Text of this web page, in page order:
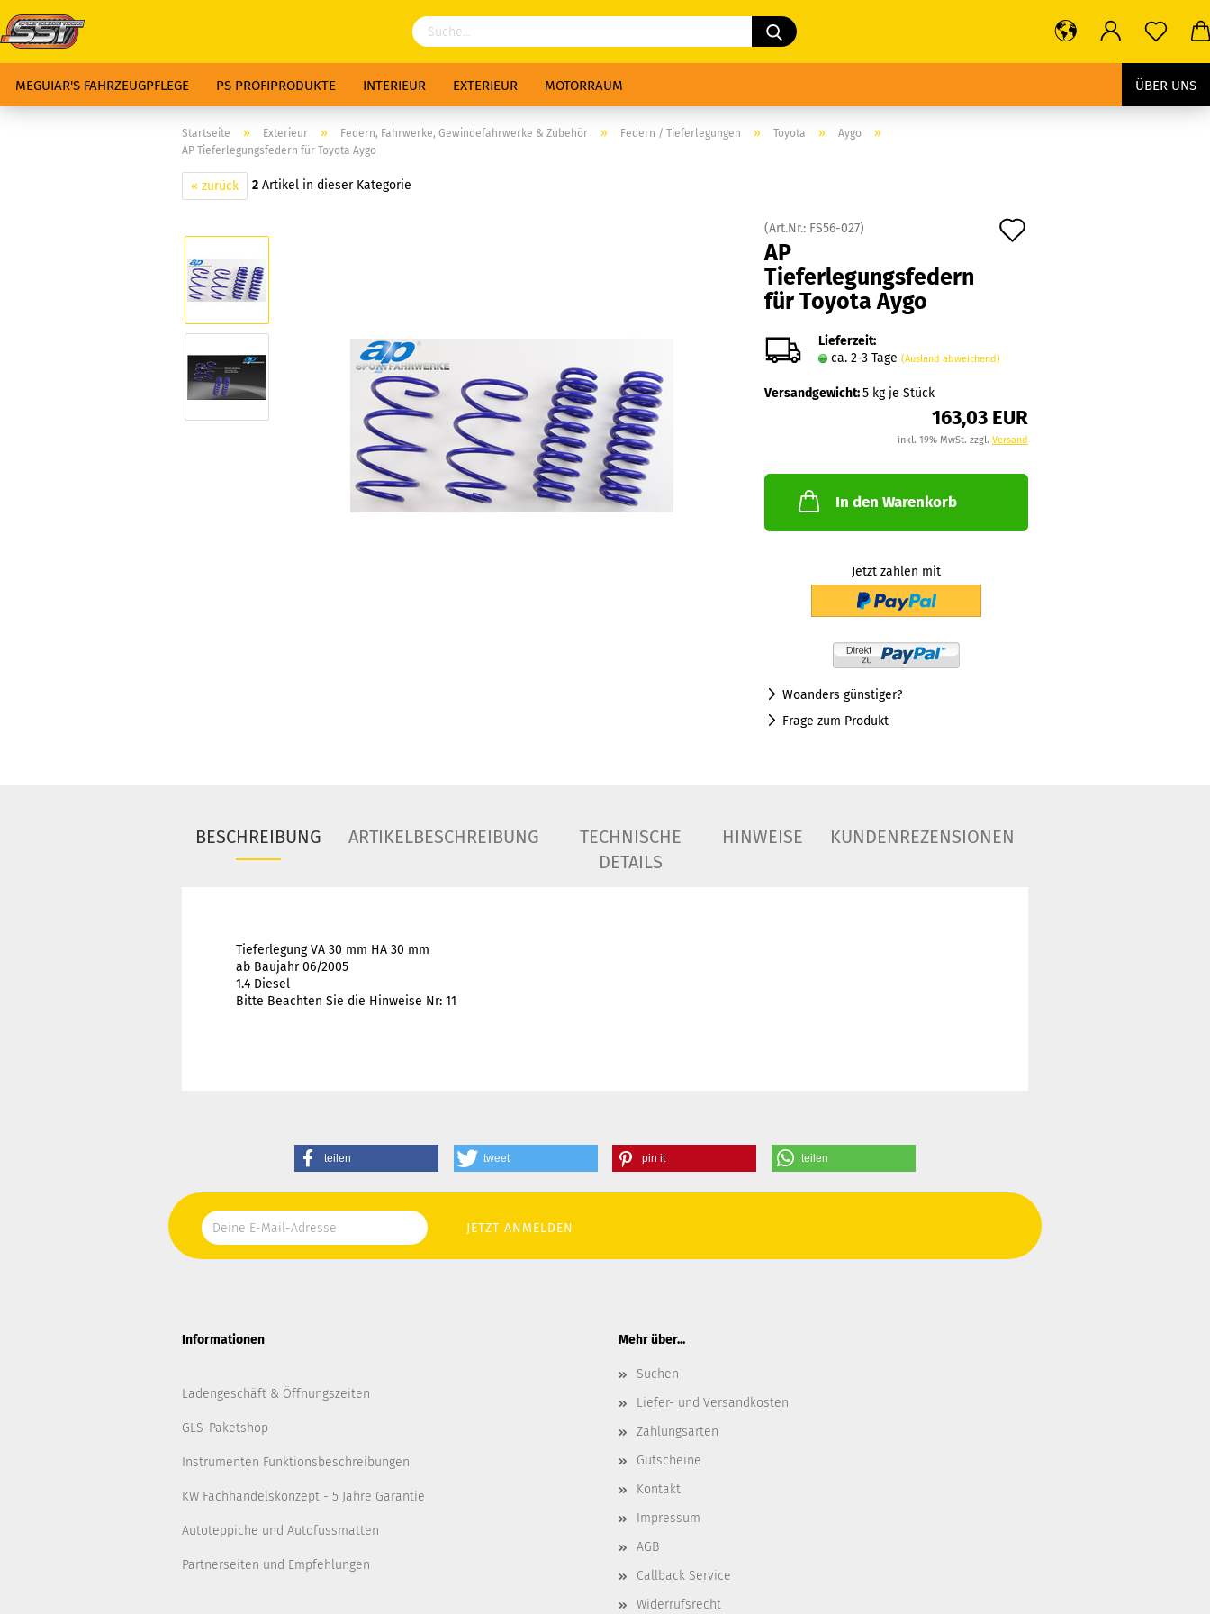
MEGUIAR'S FAHRZEUGPFLEGE PS PROFIPRODUKTE INTERIEUR EXTERIEUR MOTORRAUM ÜBER UNS
Startseite » Exterieur » Federn, Fahrwerke, Gewindefahrwerke & Zubehör » Federn / Tieferlegungen » Toyota » Aygo »
AP Tieferlegungsfedern für Toyota Aygo
« zurück 2 Artikel in dieser Kategorie
(Art.Nr.: FS56-027)
AP
Tieferlegungsfedern
für Toyota Aygo
Lieferzeit:
ca. 2-3 Tage (Ausland abweichend)
Versandgewicht:5kg je Stück
163,03 EUR
inkl. 19% MwSt. zzgl. Versand
In den Warenkorb
Jetzt zahlen mit
Woanders günstiger?
Frage zum Produkt
BESCHREIBUNG ARTIKELBESCHREIBUNG
TECHNISCHE
DETAILS
HINWEISE KUNDENREZENSIONEN
Tieferlegung VA 30 mm HA 30 mm
ab Baujahr 06/2005
1.4 Diesel
Bitte Beachten Sie die Hinweise Nr: 11
teilen tweet pin it teilen
Informationen
Ladengeschäft & Öffnungszeiten
GLS-Paketshop
Instrumenten Funktionsbeschreibungen
KW Fachhandelskonzept - 5 Jahre Garantie
Autoteppiche und Autofussmatten
Partnerseiten und Empfehlungen
Mehr über...
Suchen
Liefer- und Versandkosten
Zahlungsarten
Gutscheine
Kontakt
Impressum
AGB
Callback Service
Widerrufsrecht